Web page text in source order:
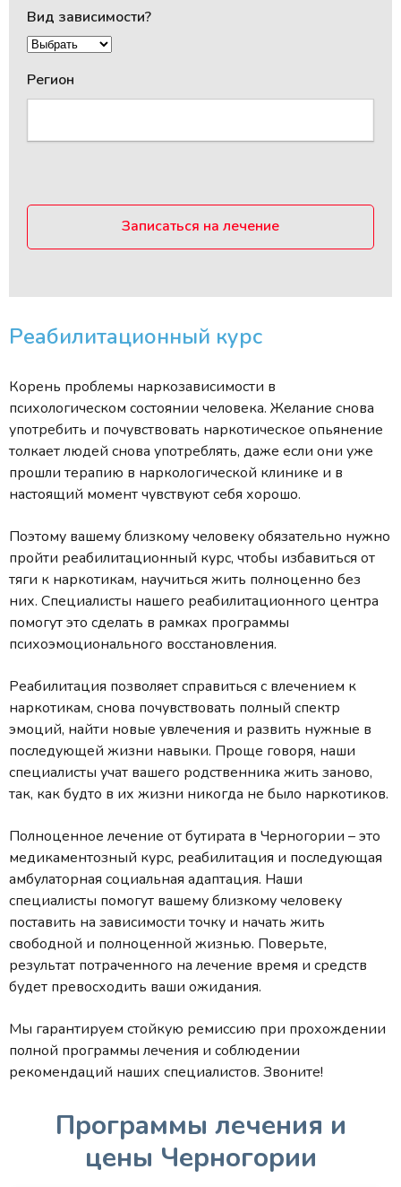
Вид зависимости?
Регион
Записаться на лечение
Реабилитационный курс
Корень проблемы наркозависимости в
психологическом состоянии человека. Желание снова
употребить и почувствовать наркотическое опьянение
толкает людей снова употреблять, даже если они уже
прошли терапию в наркологической клинике и в
настоящий момент чувствуют себя хорошо.
Поэтому вашему близкому человеку обязательно нужно
пройти реабилитационный курс, чтобы избавиться от
тяги к наркотикам, научиться жить полноценно без
них. Специалисты нашего реабилитационного центра
помогут это сделать в рамках программы
психоэмоционального восстановления.
Реабилитация позволяет справиться с влечением к
наркотикам, снова почувствовать полный спектр
эмоций, найти новые увлечения и развить нужные в
последующей жизни навыки. Проще говоря, наши
специалисты учат вашего родственника жить заново,
так, как будто в их жизни никогда не было наркотиков.
Полноценное лечение от бутирата в Черногории – это
медикаментозный курс, реабилитация и последующая
амбулаторная социальная адаптация. Наши
специалисты помогут вашему близкому человеку
поставить на зависимости точку и начать жить
свободной и полноценной жизнью. Поверьте,
результат потраченного на лечение время и средств
будет превосходить ваши ожидания.
Мы гарантируем стойкую ремиссию при прохождении
полной программы лечения и соблюдении
рекомендаций наших специалистов. Звоните!
Программы лечения и
цены Черногории